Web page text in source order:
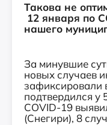
Такова не
12 января по
нашего
За минувшие
новых случаев
зафиксировали
подтвердился у
COVID-19
(Снегири), 8